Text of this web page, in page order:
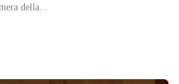
della...